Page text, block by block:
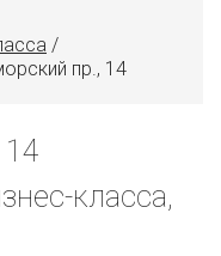
/
пр., 14
класса,